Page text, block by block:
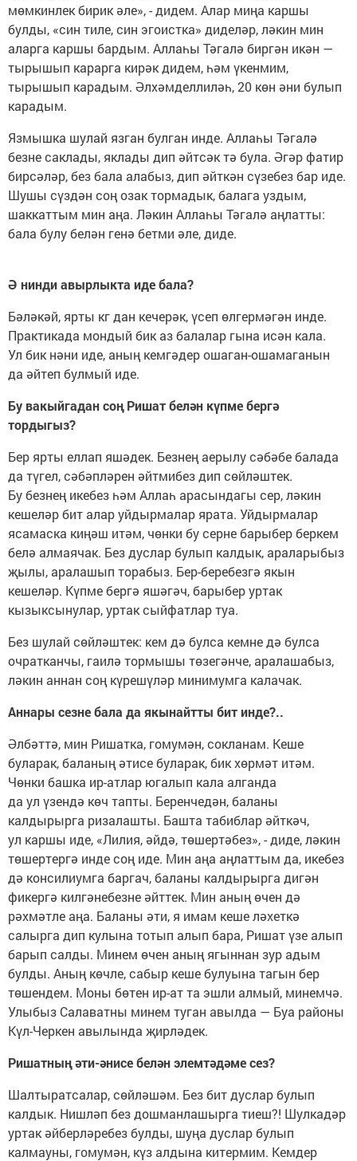
мөмкинлек бирик әле», - дидем. Алар миңа каршы
булды, «син тиле, син эгоистка» диделәр, ләкин мин
аларга каршы бардым. Аллаһы Тәгалә биргән икән —
тырышып карарга кирәк дидем, һәм үкенмим,
тырышып карадым. Әлхәмделлиләһ, 20 көн әни булып
карадым.
Язмышка шулай язган булган инде. Аллаһы Тәгалә
безне саклады, яклады дип әйтсәк тә була. Әгәр фатир
бирсәләр, без бала алабыз, дип әйткән сүзебез бар иде.
Шушы сүздән соң озак тормадык, балага уздым,
шаккаттым мин аңа. Ләкин Аллаһы Тәгалә аңлатты:
бала булу белән генә бетми әле, диде.
Ә нинди авырлыкта иде бала?
Бәләкәй, ярты кг дан кечерәк, үсеп өлгермәгән инде.
Практикада мондый бик аз балалар гына исән кала.
Ул бик нәни иде, аның кемгәдер ошаган-ошамаганын
да әйтеп булмый иде.
Бу вакыйгадан соң Ришат белән күпме бергә
тордыгыз?
Бер ярты еллап яшәдек. Безнең аерылу сәбәбе балада
да түгел, сәбәпләрен әйтмибез дип сөйләштек.
Бу безнең икебез һәм Аллаһ арасындагы сер, ләкин
кешеләр бит алар уйдырмалар ярата. Уйдырмалар
ясамаска киңәш итәм, чөнки бу серне барыбер беркем
белә алмаячак. Без дуслар булып калдык, араларыбыз
җылы, аралашып торабыз. Бер-беребезгә якын
кешеләр. Күпме бергә яшәгәч, барыбер уртак
кызыксынулар, уртак сыйфатлар туа.
Без шулай сөйләштек: кем дә булса кемне дә булса
очратканчы, гаилә тормышы төзегәнче, аралашабыз,
ләкин аннан соң күрешүләр минимумга калачак.
Аннары сезне бала да якынайтты бит инде?..
Әлбәттә, мин Ришатка, гомумән, сокланам. Кеше
буларак, баланың әтисе буларак, бик хөрмәт итәм.
Чөнки башка ир-атлар югалып кала алганда
да ул үзендә көч тапты. Беренчедән, баланы
калдырырга ризалашты. Башта табиблар әйткәч,
ул каршы иде, «Лилия, әйдә, төшертәбез», - диде, ләкин
төшертергә инде соң иде. Мин аңа аңлаттым да, икебез
дә консилиумга баргач, баланы калдырырга дигән
фикергә килгәнебезне әйттек. Мин аның өчен дә
рәхмәтле аңа. Баланы әти, я имам кеше ләхеткә
салырга дип кулына тотып алып бара, Ришат үзе алып
барып салды. Минем өчен аның ягыннан зур адым
булды. Аның көчле, сабыр кеше булуына тагын бер
төшендем. Моны бөтен ир-ат та эшли алмый, минемчә.
Улыбыз Салаватны минем туган авылда — Буа районы
Күл-Черкен авылында җирләдек.
Ришатның әти-әнисе белән элемтәдәме сез?
Шалтыратсалар, сөйләшәм. Без бит дуслар булып
калдык. Нишләп без дошманлашырга тиеш?! Шулкадәр
уртак әйберләребез булды, шуңа дуслар булып
калмауны, гомумән, күз алдына китермим. Кемдер